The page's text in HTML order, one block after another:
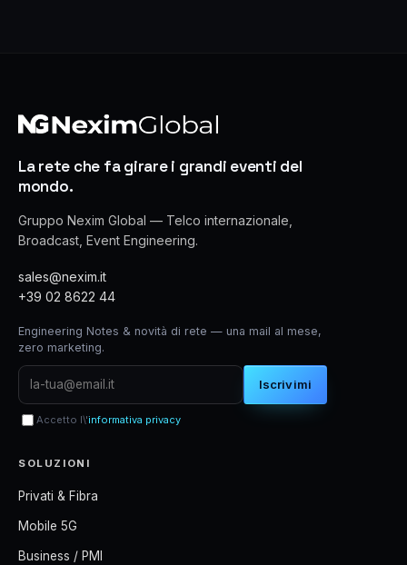
La rete che fa girare i grandi eventi del
mondo.
Gruppo Nexim Global — Telco internazionale,
Broadcast, Event Engineering.
sales@nexim.it
+39 02 8622 44
Engineering Notes & novità di rete — una mail al mese,
zero marketing.
Iscrivimi
Accetto l\'informativa privacy
SOLUZIONI
Privati & Fibra
Mobile 5G
Business / PMI